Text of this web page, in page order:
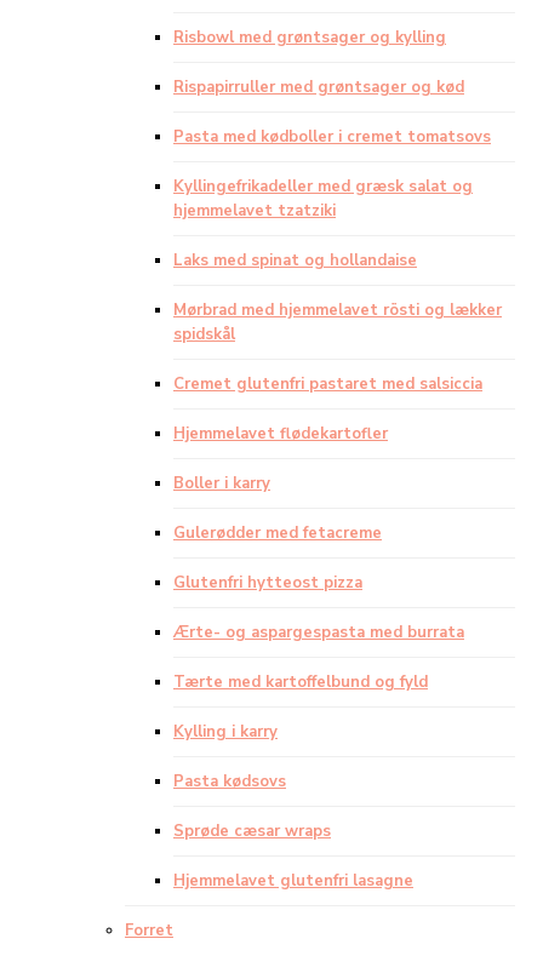
Risbowl med grøntsager og kylling
Rispapirruller med grøntsager og kød
Pasta med kødboller i cremet tomatsovs
Kyllingefrikadeller med græsk salat og
hjemmelavet tzatziki
Laks med spinat og hollandaise
Mørbrad med hjemmelavet rösti og lækker
spidskål
Cremet glutenfri pastaret med salsiccia
Hjemmelavet flødekartofler
Boller i karry
Gulerødder med fetacreme
Glutenfri hytteost pizza
Ærte- og aspargespasta med burrata
Tærte med kartoffelbund og fyld
Kylling i karry
Pasta kødsovs
Sprøde cæsar wraps
Hjemmelavet glutenfri lasagne
Forret